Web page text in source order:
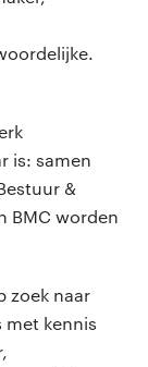
is: samen
&
BMC worden
zoek naar
met kennis